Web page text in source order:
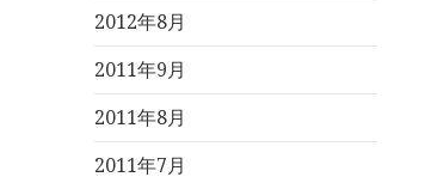
2012年8月
2011年9月
2011年8月
2011年7月